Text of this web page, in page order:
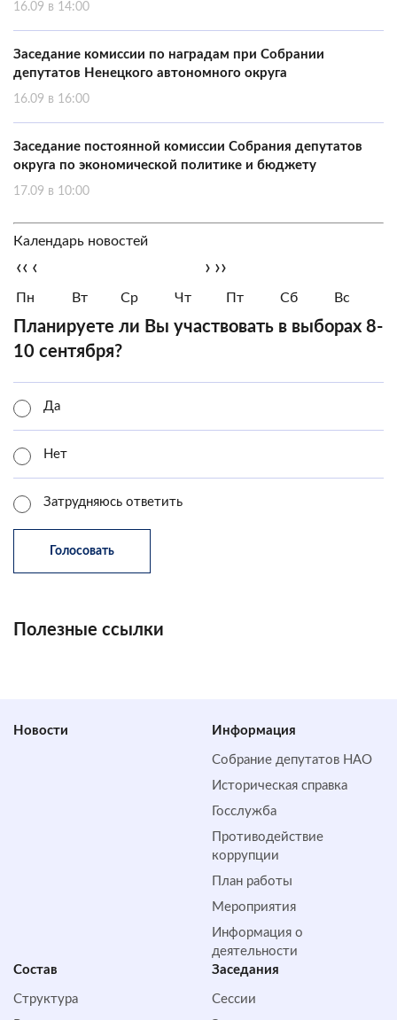
16.09 в 14:00
Заседание комиссии по наградам при Собрании
депутатов Ненецкого автономного округа
16.09 в 16:00
Заседание постоянной комиссии Собрания депутатов
округа по экономической политике и бюджету
17.09 в 10:00
Календарь новостей
‹‹ ‹ › ››
Пн Вт Ср Чт Пт Сб Вс
Планируете ли Вы участвовать в выборах 8-
10 сентября?
Да
Нет
Затрудняюсь ответить
Полезные ссылки
Новости Информация
Собрание депутатов НАО
Историческая справка
Госслужба
Противодействие
коррупции
План работы
Мероприятия
Информация о
деятельности
Состав
Структура
Заседания
Сессии